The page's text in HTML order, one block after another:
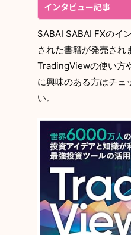
インタビュー記事
SABAI SABAI FXのイ
された書籍が発売され
TradingViewの使い方
に興味のある方はチェ
い。